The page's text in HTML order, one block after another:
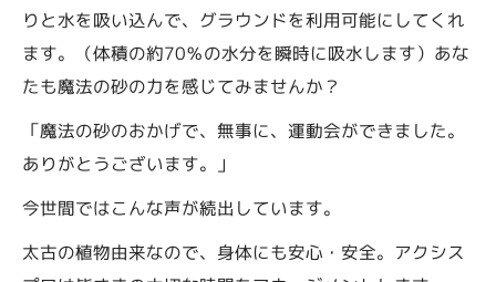
りと水を吸い込んで、グラウンドを利用可能にしてくれ
ます。（体積の約70％の水分を瞬時に吸水します）あな
たも魔法の砂の力を感じてみませんか？
「魔法の砂のおかげで、無事に、運動会ができました。
ありがとうございます。」
今世間ではこんな声が続出しています。
太古の植物由来なので、身体にも安心・安全。アクシス